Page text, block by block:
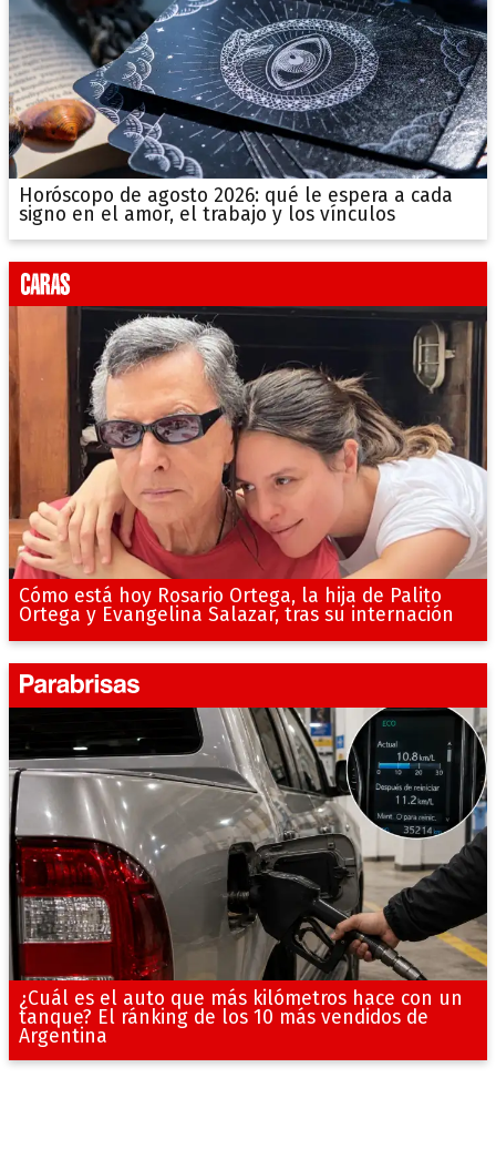
Horóscopo de agosto 2026: qué le espera a cada
signo en el amor, el trabajo y los vínculos
Cómo está hoy Rosario Ortega, la hija de Palito
Ortega y Evangelina Salazar, tras su internación
¿Cuál es el auto que más kilómetros hace con un
tanque? El ránking de los 10 más vendidos de
Argentina